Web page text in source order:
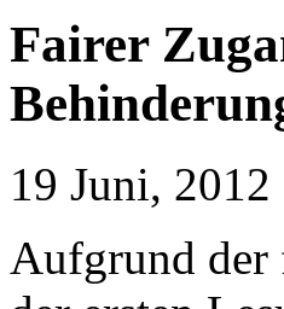
Fairer
19 Juni,
Aufgrund der